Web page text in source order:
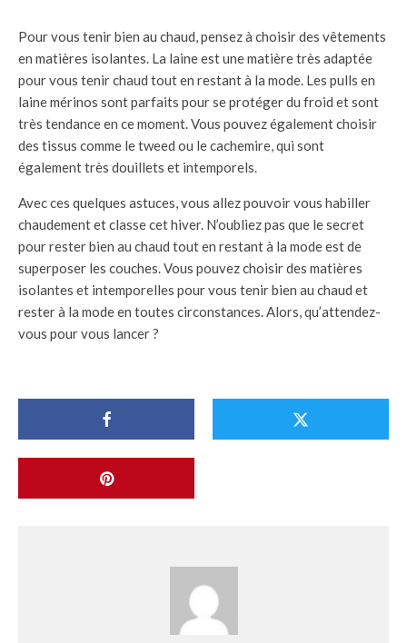
Pour vous tenir bien au chaud, pensez à choisir des vêtements
en matières isolantes. La laine est une matière très adaptée
pour vous tenir chaud tout en restant à la mode. Les pulls en
laine mérinos sont parfaits pour se protéger du froid et sont
très tendance en ce moment. Vous pouvez également choisir
des tissus comme le tweed ou le cachemire, qui sont
également très douillets et intemporels.
Avec ces quelques astuces, vous allez pouvoir vous habiller
chaudement et classe cet hiver. N’oubliez pas que le secret
pour rester bien au chaud tout en restant à la mode est de
superposer les couches. Vous pouvez choisir des matières
isolantes et intemporelles pour vous tenir bien au chaud et
rester à la mode en toutes circonstances. Alors, qu’attendez-
vous pour vous lancer ?